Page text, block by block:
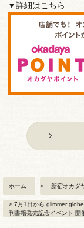
▼詳細はこちら
ホーム > 新宿オカダ
> 7月1日から glimmer
刊書籍発売記念イベント 開